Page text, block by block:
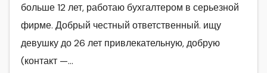
больше 12 лет, работаю бухгалтером в серьезной
фирме. Добрый честный ответственный. ищу
девушку до 26 лет привлекательную, добрую
(контакт —…